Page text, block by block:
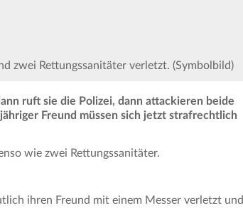
zwei Rettungssanitäter verletzt. (Symbolbild)
ruft sie die Polizei, dann attackieren beide
Freund müssen sich jetzt strafrechtlich
wie zwei Rettungssanitäter.
ihren Freund mit einem Messer verletzt und